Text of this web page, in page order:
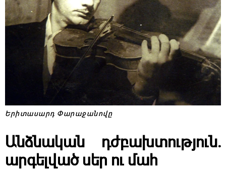
Երիտասարդ Փարաջանովը
Անձնական դժբախտություն․
արգելված սեր ու մահ